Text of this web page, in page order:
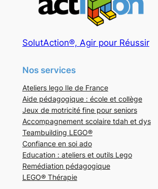
SolutAction®, Agir pour Réussir
Nos services
Ateliers lego Ile de France
Aide pédagogique : école et collège
Jeux de motricité fine pour seniors
Accompagnement scolaire tdah et dys
Teambuilding LEGO®
Confiance en soi ado
Education : ateliers et outils Lego
Remédiation pédagogique
LEGO® Thérapie